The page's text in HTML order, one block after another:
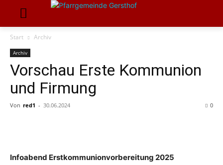
Start Archiv
Archiv
Vorschau Erste Kommunion
und Firmung
Von red1 - 30.06.2024 0
Infoabend Erstkommunionvorbereitung 2025